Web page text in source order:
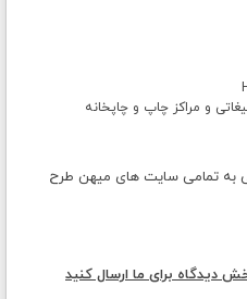
و مراکز چاپ و چاپخانه
به تمامی سایت های میهن طرح
دیدگاه برای ما ارسال کنید